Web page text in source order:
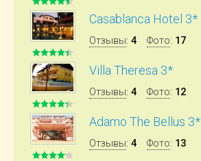
Casablanca Hotel 3*
Отзывы: 4 Фото: 17
Villa Theresa 3*
Отзывы: 4 Фото: 12
Adamo The Bellus 3*
Отзывы: 4 Фото: 13